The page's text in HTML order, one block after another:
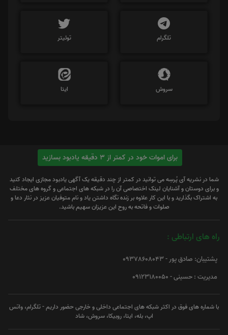
تلگرام توئیتر
سروش ایتا
برای اموات خود در کمتر از 3 دقیقه یادبود بسازید
شما در نشریه آی پُرسِه می توانید در کمتر از چند دقیقه یک آگهی یادبود مجازی ایجاد کنید
و برای دوستان و آشنایان لینک اختصاصی آن را در شبکه های اجتماعی و گروه های مختلف
به اشتراک بگذارید و با این کار علاوه بر زنده نگاه داشتن یاد و نام متوفیان عزیز در نثار دعا و
صلوات و فاتحه به روح این عزیزان سهیم باشید.
راه های ارتباطی :
پشتیبان: صادق پور - 09378608043
مدیریت : حسینی - 09123180050
با شماره های فوق در اکثر شبکه های اجتماعی داخلی و خارجی حضور داریم - تلگرام، واتس
اپ، بله، ایتا، روبیکا، سروش، شاد